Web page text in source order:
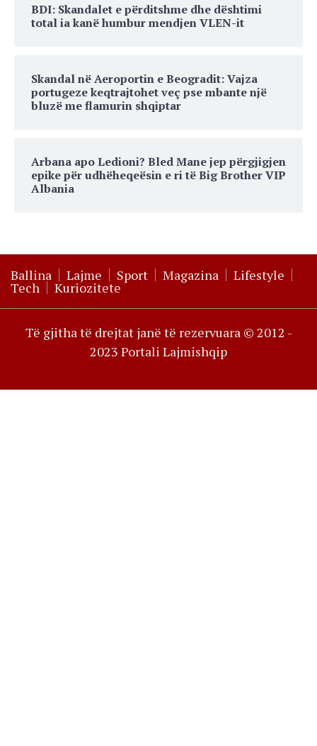
BDI: Skandalet e përditshme dhe dështimi
total ia kanë humbur mendjen VLEN-it
Skandal në Aeroportin e Beogradit: Vajza
portugeze keqtrajtohet veç pse mbante një
bluzë me flamurin shqiptar
Arbana apo Ledioni? Bled Mane jep përgjigjen
epike për udhëheqeësin e ri të Big Brother VIP
Albania
Ballina Lajme Sport Magazina Lifestyle
Tech Kuriozitete
Të gjitha të drejtat janë të rezervuara © 2012 -
2023 Portali Lajmishqip